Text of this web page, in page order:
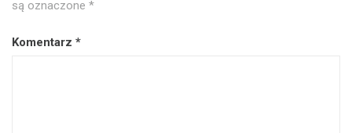
są oznaczone *
Komentarz *